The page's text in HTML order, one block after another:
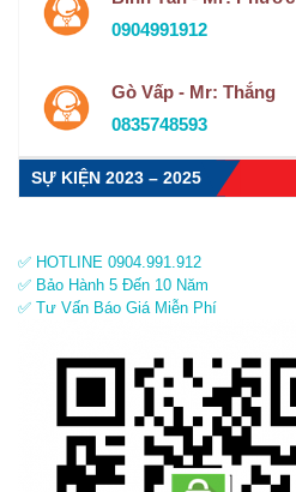
0904991912
Gò Vấp - Mr: Thắng
0835748593
SỰ KIỆN 2023 – 2025
✅ HOTLINE 0904.991.912
✅ Bảo Hành 5 Đến 10 Năm
✅ Tư Vấn Báo Giá Miễn Phí